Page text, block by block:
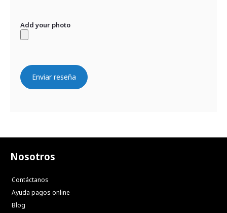
Add your photo
Enviar reseña
Nosotros
Contáctanos
Ayuda pagos online
Blog